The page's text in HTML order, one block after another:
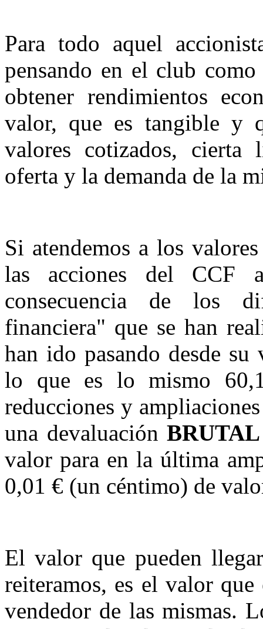
Para todo aquel
pensando en el club
obtener rendimientos
valor, que es tangible y
valores cotizados, cierta
oferta y la demanda de la
Si atendemos a los
las acciones del CCF
consecuencia de los
financiera" que se han
han ido pasando desde
lo que es lo mismo
reducciones y
una devaluaciónBRUTAL
valor para en la última
0,01 € (un céntimo) de
El valor que pueden
reiteramos, es el valor
vendedor de las mismas.